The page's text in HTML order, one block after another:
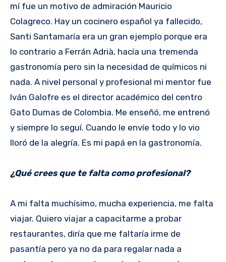
mí fue un motivo de admiración Mauricio
Colagreco. Hay un cocinero español ya fallecido,
Santi Santamaría era un gran ejemplo porque era
lo contrario a Ferrán Adrià, hacía una tremenda
gastronomía pero sin la necesidad de químicos ni
nada. A nivel personal y profesional mi mentor fue
Iván Galofre es el director académico del centro
Gato Dumas de Colombia. Me enseñó, me entrenó
y siempre lo seguí. Cuando le envíe todo y lo vio
lloró de la alegría. Es mi papá en la gastronomía.
¿Qué crees que te falta como profesional?
A mi falta muchísimo, mucha experiencia, me falta
viajar. Quiero viajar a capacitarme a probar
restaurantes, diría que me faltaría irme de
pasantía pero ya no da para regalar nada a